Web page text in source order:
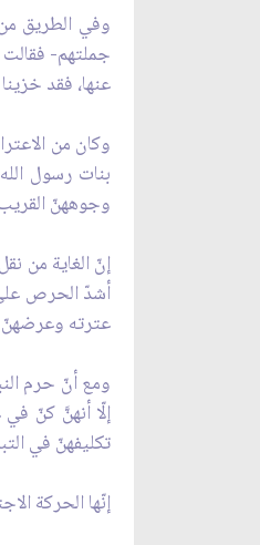
وفي الطريق
جملتهم- فقالت
عنها، فقد
وكان من
بنات رسول
وجوههنّ
إنّ الغاية من
أشدّ الحرص على
عترته وعرضهنّ
ومع أنّ حرم
إلّا أنهنَّ كنّ
تكليفهنّ في
إنّها الحركة